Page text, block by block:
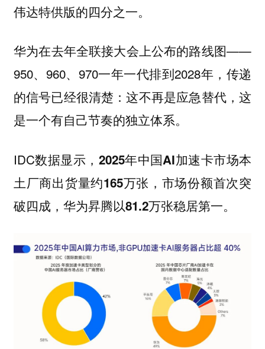
伟达特供版的四分之一。
华为在去年全联接大会上公布的路线图——
950、960、970一年一代排到2028年，传递
的信号已经很清楚：这不再是应急替代，这
是一个有自己节奏的独立体系。
IDC数据显示， 2025年中国AI加速卡市场本
土厂商出货量约165万张，市场份额首次突
破四成，华为昇腾以81.2万张稳居第一。